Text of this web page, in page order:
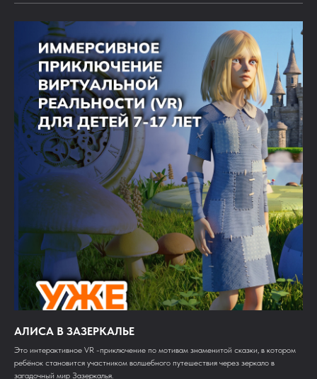
АЛИСА В ЗАЗЕРКАЛЬЕ
Это интерактивное VR -приключение по мотивам знаменитой сказки, в котором
ребёнок становится участником волшебного путешествия через зеркало в
загадочный мир Зазеркалья.